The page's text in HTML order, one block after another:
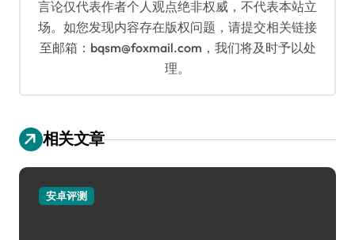
言论仅代表作者个人观点绝非权威，不代表本站立
场。如您发现内容存在版权问题，请提交相关链接
至邮箱：bqsm@foxmail.com，我们将及时予以处
理。
相关文章
安卓评测